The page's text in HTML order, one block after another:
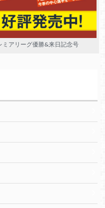
アリーグ優勝&来日記念号